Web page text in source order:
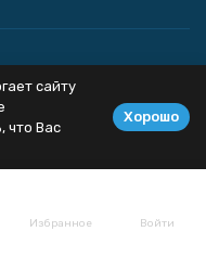
Избранное Войти
сайту
что Вас
Хорошо